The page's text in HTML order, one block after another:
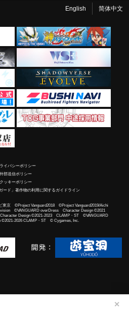
✕
English 简体中文
イバシーポリシー
外部送信ポリシー
クッキーポリシー
ード」著作物の利用に関するガイドライン
京 ©Project Vanguard2018 ©Project Vanguard2019/Aichi
©VANGUARD overDress Character Design ©2021
Design ©2021-2023 CLAMP・ST ©VANGUARD
2026 CLAMP・ST © Cygames, Inc.